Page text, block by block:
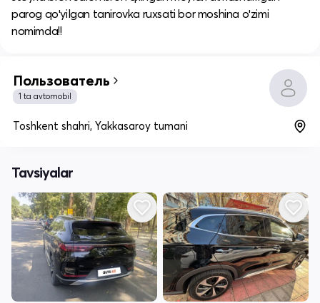
parog qoʻyilgan tanirovka ruxsati bor moshina oʻzimi
nomimda!!
Пользователь
1 ta avtomobil
Toshkent shahri, Yakkasaroy tumani
Tavsiyalar